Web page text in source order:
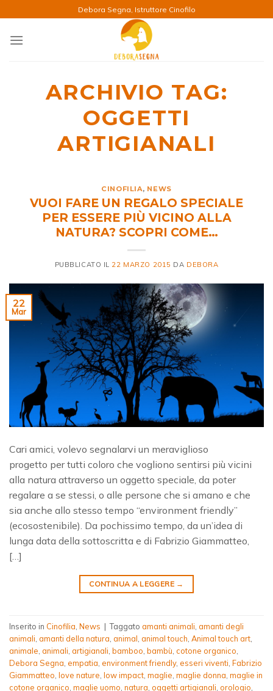
ai
contenuti
Debora Segna, Istruttore Cinofilo
ARCHIVIO TAG:
OGGETTI
ARTIGIANALI
CINOFILIA, NEWS
VUOI FARE UN REGALO SPECIALE
PER ESSERE PIÙ VICINO ALLA
NATURA? SCOPRI COME…
PUBBLICATO IL 22 MARZO 2015 DA DEBORA
22
Mar
Cari amici, volevo segnalarvi un meraviglioso
progetto per tutti coloro che vogliono sentirsi più vicini
alla natura attraverso un oggetto speciale, da poter
regalare a se stessi, o alle persone che si amano e che
sia anche allo stesso tempo “environment friendly”
(ecosostenibile). Da pochissimo tempo, da un’idea di
lunga data della sottoscritta e di Fabrizio Giammatteo,
[…]
CONTINUA A LEGGERE →
Inserito in Cinofilia News | Taggato amanti animali amanti degli
animali amanti della natura animal animal touch Animal touch art
animale animali artigianali bamboo bambù cotone organico
Debora Segna empatia environment friendly, esseri viventi Fabrizio
Giammatteo love nature low impact maglie maglie donna maglie in
cotone organico maglie uomo natura oggetti artigianali orologio